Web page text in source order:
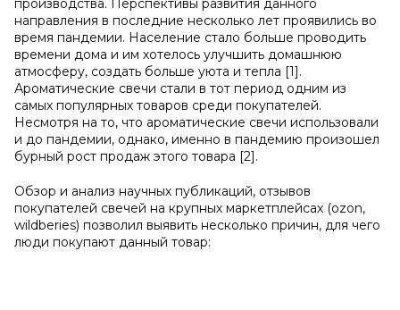
производства. Перспективы развития данного
направления в последние несколько лет проявились во
время пандемии. Население стало больше проводить
времени дома и им хотелось улучшить домашнюю
атмосферу, создать больше уюта и тепла [1].
Ароматические свечи стали в тот период одним из
самых популярных товаров среди покупателей.
Несмотря на то, что ароматические свечи использовали
и до пандемии, однако, именно в пандемию произошел
бурный рост продаж этого товара [2].
Обзор и анализ научных публикаций, отзывов
покупателей свечей на крупных маркетплейсах (ozon,
wildberies) позволил выявить несколько причин, для чего
люди покупают данный товар: